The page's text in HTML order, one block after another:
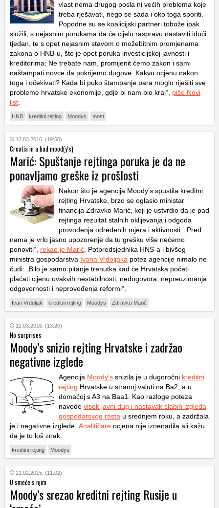
vlast nema drugog posla ni većih problema koje
treba rješavati, nego se sada i oko toga sporiti.
Popodne su se koalicijski partneri tobože ipak
složili, s nejasnim porukama da će cijelu raspravu nastaviti idući
tjedan, te s opet nejasnim stavom o možebitnim promjenama
zakona o HNB-u, što je opet poruka investicijskoj javnosti i
kreditorima: Ne trebate nam, promijenit ćemo zakon i sami
naštampati novce da pokrijemo dugove. Kakvu ocjenu nakon
toga i očekivati? Kada bi puko štampanje para moglo riješiti sve
probleme hrvatske ekonomije, gdje bi nam bio kraj“, piše Novi
list
HNB kreditni rejting Moodys most
12.03.2016. (19:50)
Croatia in a bad mood(y's)
Marić: Spuštanje rejtinga poruka je da ne
ponavljamo greške iz prošlosti
Nakon što je agencija Moody’s spustila kreditni
rejting Hrvatske, brzo se oglasio ministar
financija Zdravko Marić, koji je ustvrdio da je pad
rejtinga rezultat stalnih oklijevanja i odgoda
provođenja određenih mjera i aktivnosti. „Pred
nama je vrlo jasno upozorenje da tu grešku više nećemo
ponoviti“, rekao je Marić . Potpredsjednika HNS-a i bivšeg
ministra gospodarstva Ivana Vrdoljaka potez agencije nimalo ne
čudi: „Bilo je samo pitanje trenutka kad će Hrvatska početi
plaćati cijenu ovakvih nestabilnosti, nedogovora, nepreuzimanja
odgovornosti i neprovođenja reformi“.
Ivan Vrdoljak kreditni rejting Moodys Zdravko Marić
12.03.2016. (13:20)
No surprises
Moody’s snizio rejting Hrvatske i zadržao
negativne izglede
Agencija Moody’s snizila je u dugoročni kreditni
rejting Hrvatske u stranoj valuti na Ba2, a u
domaćoj s A3 na Baa1. Kao razloge poteza
navode visok javni dug i nastavak slabih izgleda
gospodarskog rasta u srednjem roku, a zadržala
je i negativne izglede. Analitičare ocjena nije iznenadila ali kažu
da je to loš znak.
kreditni rejting Moodys
21.02.2015. (11:02)
U smeće s njim
Moody’s srezao kreditni rejting Rusije u